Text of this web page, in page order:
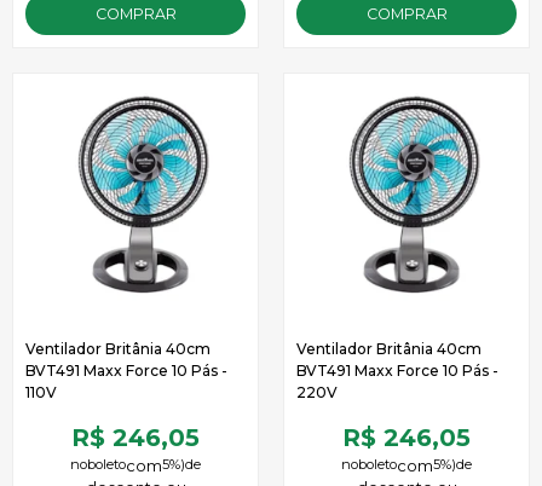
COMPRAR COMPRAR
Ventilador Britânia 40cm
BVT491 Maxx Force 10 Pás -
110V
R$ 246,05
de
5%)
noboleto
Ventilador Britânia 40cm
BVT491 Maxx Force 10 Pás -
220V
R$ 246,05
de
5%)
noboleto